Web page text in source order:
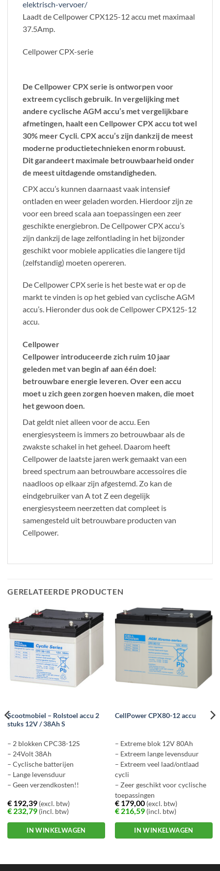
elektrisch-vervoer/
Laadt de Cellpower CPX125-12 accu met maximaal
37.5Amp.
Cellpower CPX-serie
De Cellpower CPX serie is ontworpen voor
extreem cyclisch gebruik. In vergelijking met
andere cyclische AGM accu’s met vergelijkbare
afmetingen, haalt een Cellpower CPX accu tot wel
30% meer Cycli. CPX accu’s zijn dankzij de meest
moderne productietechnieken enorm robuust.
Dit garandeert maximale betrouwbaarheid onder
de meest uitdagende omstandigheden.
CPX accu’s kunnen daarnaast vaak intensief
ontladen en weer geladen worden. Hierdoor zijn ze
voor een breed scala aan toepassingen een zeer
geschikte energiebron. De Cellpower CPX accu’s
zijn dankzij de lage zelfontlading in het bijzonder
geschikt voor mobiele applicaties die langere tijd
(zelfstandig) moeten opereren.
De Cellpower CPX serie is het beste wat er op de
markt te vinden is op het gebied van cyclische AGM
accu’s. Hieronder dus ook de Cellpower CPX125-12
accu.
Cellpower
Cellpower introduceerde zich ruim 10 jaar
geleden met van begin af aan één doel:
betrouwbare energie leveren. Over een accu
moet u zich geen zorgen hoeven maken, die moet
het gewoon doen.
Dat geldt niet alleen voor de accu. Een
energiesysteem is immers zo betrouwbaar als de
zwakste schakel in het geheel. Daarom heeft
Cellpower de laatste jaren werk gemaakt van een
breed spectrum aan betrouwbare accessoires die
naadloos op elkaar zijn afgestemd. Zo kan de
eindgebruiker van A tot Z een degelijk
energiesysteem neerzetten dat compleet is
samengesteld uit betrouwbare producten van
Cellpower.
GERELATEERDE PRODUCTEN
Scootmobiel – Rolstoel accu 2
stuks 12V / 38Ah S
– 2 blokken CPC38-12S
– 24Volt 38Ah
– Cyclische batterijen
– Lange levensduur
– Geen verzendkosten!!
€192,39(excl. btw)
€232,79(incl. btw)
IN WINKELWAGEN
CellPower CPX80-12 accu
– Extreme blok 12V 80Ah
– Extreem lange levensduur
– Extreem veel laad/ontlaad
cycli
– Zeer geschikt voor cyclische
toepassingen
– Ook geschikt voor movers,
scootmobiel etc.
€179,00(excl. btw)
€216,59(incl. btw)
IN WINKELWAGEN